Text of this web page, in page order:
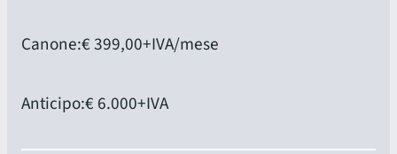
Canone:€ 399,00+IVA/mese
Anticipo:€ 6.000+IVA